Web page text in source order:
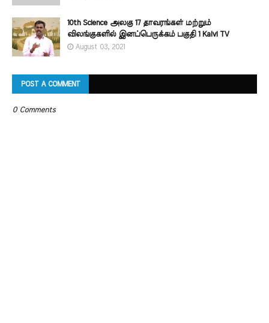
10th Science அலகு 17 தாவரங்கள் மற்றும்
விலங்குகளில் இனப்பெருக்கம் பகுதி 1 Kalvi TV
August 03, 2021
POST A COMMENT
0 Comments